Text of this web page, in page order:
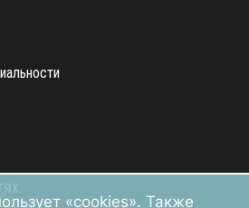
«cookies». Также